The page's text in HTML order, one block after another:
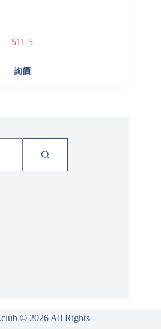
511-5
詢價
© 2026 All Rights